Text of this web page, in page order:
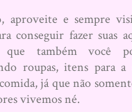
aproveite e sempre
conseguir fazer suas
que também você
roupas, itens para a
já que não
vivemos né.